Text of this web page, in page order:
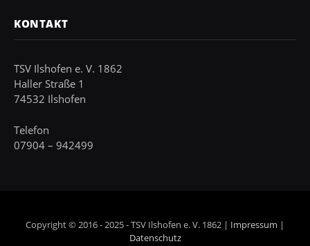
KONTAKT
TSV Ilshofen e. V. 1862
Haller Straße 1
74532 Ilshofen
Telefon
07904 – 942499
Copyright © 2016 - 2025 - TSV Ilshofen e. V. 1862 | Impressum |
Datenschutz